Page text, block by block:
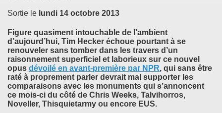
Sortie le lundi 14 octobre 2013
Figure quasiment intouchable de l’ambient
d’aujourd’hui, Tim Hecker échoue pourtant à se
renouveler sans tomber dans les travers d’un
raisonnement superficiel et laborieux sur ce nouvel
opus dévoilé en avant-première par NPR, qui sans être
raté à proprement parler devrait mal supporter les
comparaisons avec les monuments qui s’annoncent
ce mois-ci du côté de Chris Weeks, Talvihorros,
Noveller, Thisquietarmy ou encore EUS.